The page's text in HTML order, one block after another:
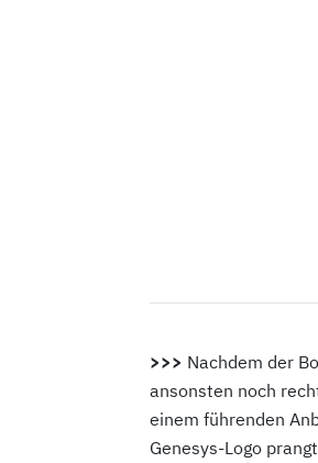
>>> Nachdem der
ansonsten noch
einem führenden
Genesys-Logo